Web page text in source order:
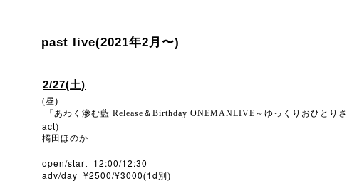
past live(2021年2月〜)
2/27(土)
(昼)
『あわく滲む藍 Release ＆ Birthday ONEMANLIVE ～ゆっくりおひとりさ
act)
橘田ほのか
open/start 12:00/12:30
adv/day ¥2500/¥3000(1d 別)